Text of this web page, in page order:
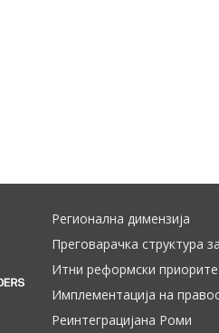
Регионална димензија
Преговарачка структура
Итни реформски
Имплементација на
Реинтеграцијана Роми